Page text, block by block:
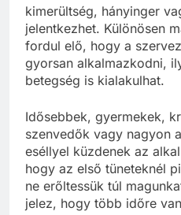
kimerültség, hányinger
jelentkezhet. Különösen
fordul elő, hogy a
gyorsan alkalmazkodni,
betegség is kialakulhat.
Idősebbek, gyermekek,
szenvedők vagy nagyon
eséllyel küzdenek az
hogy az első tüneteknél
ne erőltessük túl
jelez, hogy több időre